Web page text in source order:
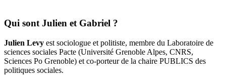
Qui sont Julien et Gabriel ?
Julien Levy est sociologue et politiste, membre du Laboratoire de
sciences sociales Pacte (Université Grenoble Alpes, CNRS,
Sciences Po Grenoble) et co-porteur de la chaire PUBLICS des
politiques sociales.